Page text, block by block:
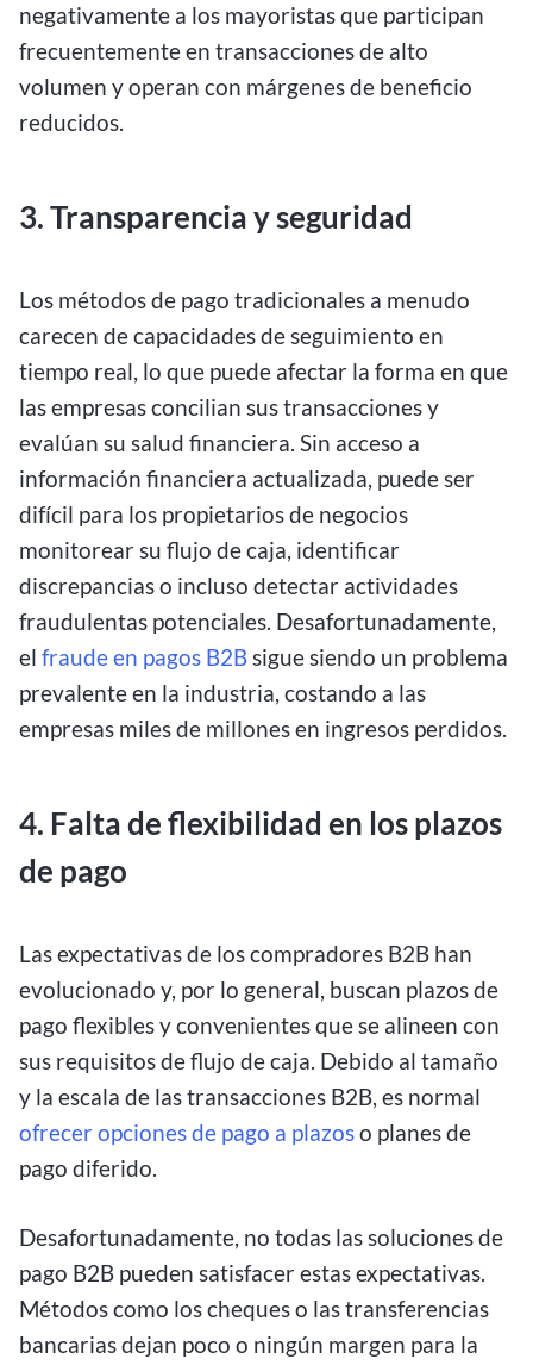
negativamente a los mayoristas que participan
frecuentemente en transacciones de alto
volumen y operan con márgenes de beneficio
reducidos.
3. Transparencia y seguridad
Los métodos de pago tradicionales a menudo
carecen de capacidades de seguimiento en
tiempo real, lo que puede afectar la forma en que
las empresas concilian sus transacciones y
evalúan su salud financiera. Sin acceso a
información financiera actualizada, puede ser
difícil para los propietarios de negocios
monitorear su flujo de caja, identificar
discrepancias o incluso detectar actividades
fraudulentas potenciales. Desafortunadamente,
el fraude en pagos B2Bsigue siendo un problema
prevalente en la industria, costando a las
empresas miles de millones en ingresos perdidos.
4. Falta de flexibilidad en los plazos
de pago
Las expectativas de los compradores B2B han
evolucionado y, por lo general, buscan plazos de
pago flexibles y convenientes que se alineen con
sus requisitos de flujo de caja. Debido al tamaño
y la escala de las transacciones B2B, es normal
ofrecer opciones de pago a plazoso planes de
pago diferido.
Desafortunadamente, no todas las soluciones de
pago B2B pueden satisfacer estas expectativas.
Métodos como los cheques o las transferencias
bancarias dejan poco o ningún margen para la